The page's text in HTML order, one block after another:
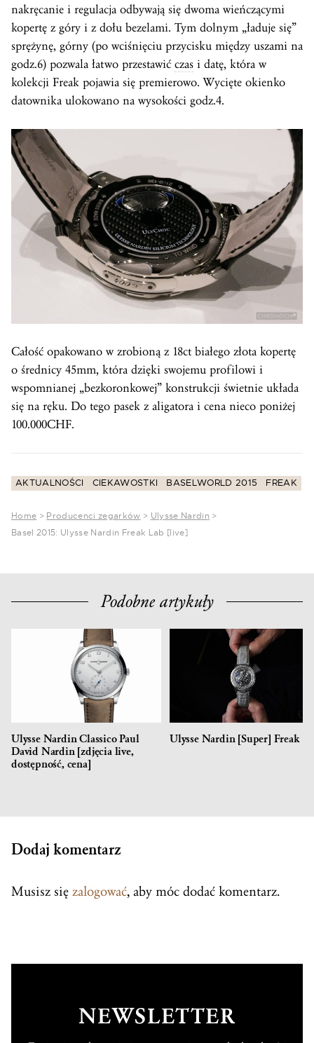
nakręcanie i regulacja odbywają się dwoma wieńczącymi
kopertę z góry i z dołu bezelami. Tym dolnym „ładuje się”
sprężynę, górny (po wciśnięciu przycisku między uszami na
godz.6) pozwala łatwo przestawić czas i datę, która w
kolekcji Freak pojawia się premierowo. Wycięte okienko
datownika ulokowano na wysokości godz.4.
Całość opakowano w zrobioną z 18ct białego złota kopertę
o średnicy 45mm, która dzięki swojemu profilowi i
wspomnianej „bezkoronkowej” konstrukcji świetnie układa
się na ręku. Do tego pasek z aligatora i cena nieco poniżej
100.000CHF.
AKTUALNOŚCI CIEKAWOSTKI BASELWORLD 2015 FREAK
Home > Producenci zegarków > Ulysse Nardin >
Basel 2015: Ulysse Nardin Freak Lab [live]
Podobne artykuły
Ulysse Nardin Classico Paul
David Nardin [zdjęcia live,
dostępność, cena]
Ulysse Nardin [Super] Freak
Dodaj komentarz
Musisz się zalogować, aby móc dodać komentarz.
NEWSLETTER